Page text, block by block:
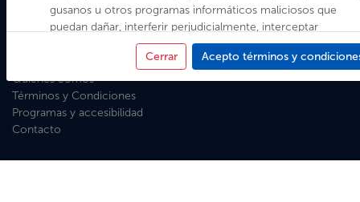
gusanos u otros programas informáticos maliciosos que
puedan dañar, interferir perjudicialmente, interceptar
subrepticiamente o expropiar cualquier sistema, datos o
comerciales u otros derechos de propiedad intelectual o
derechos de publicidad o privacidad del Ministerio o de
terceros.
para acceder, consultar o de cualquier otra forma de
Cerrar Acepto términos y
las Artes
Formulario de atención ciudadana Servicio Nacional del
Quiénes Somos
Términos y Condiciones
Programas y accesibilidad
Contacto